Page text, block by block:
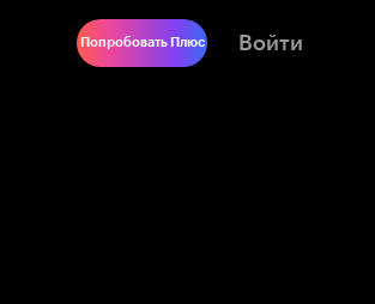
Попробовать Плюс Войти